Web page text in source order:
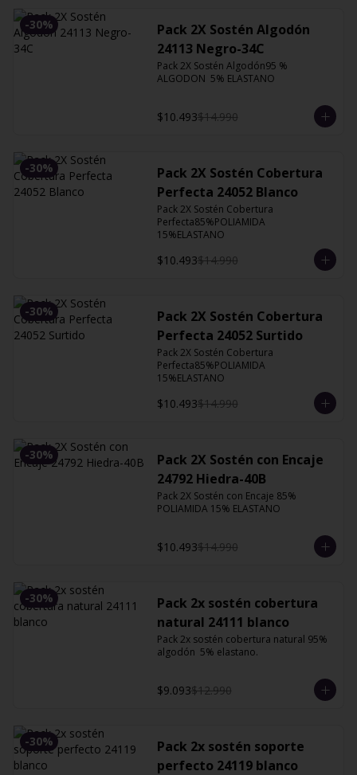
-30%
Pack 2X Sostén Algodón
24113 Negro-34C
Pack 2X Sostén Algodón95 %
ALGODON  5% ELASTANO
$10.493$14.990
-30%
Pack 2X Sostén Cobertura
Perfecta 24052 Blanco
Pack 2X Sostén Cobertura
Perfecta85%POLIAMIDA
15%ELASTANO
$10.493$14.990
-30%
Pack 2X Sostén Cobertura
Perfecta 24052 Surtido
Pack 2X Sostén Cobertura
Perfecta85%POLIAMIDA
15%ELASTANO
$10.493$14.990
-30%
Pack 2X Sostén con Encaje
24792 Hiedra-40B
Pack 2X Sostén con Encaje 85%
POLIAMIDA 15% ELASTANO
$10.493$14.990
-30%
Pack 2x sostén cobertura
natural 24111 blanco
Pack 2x sostén cobertura natural 95%
algodón  5% elastano.
$9.093$12.990
-30%
Pack 2x sostén soporte
perfecto 24119 blanco